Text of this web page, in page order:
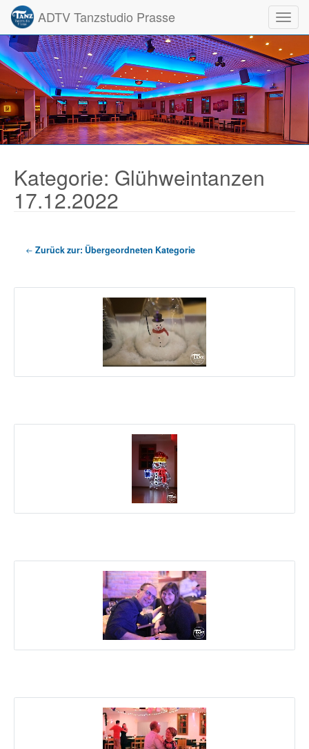
ADTV Tanzstudio Prasse
Kategorie: Glühweintanzen
17.12.2022
Zurück zur: Übergeordneten Kategorie